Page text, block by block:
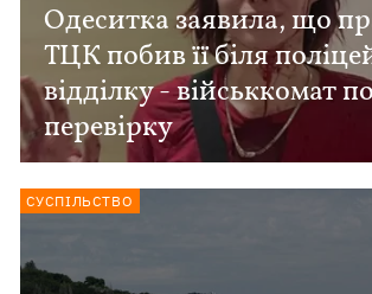
Одеситка заявила, що
ТЦК побив її біля
відділку - військкомат
перевірку
СУСПІЛЬСТВО